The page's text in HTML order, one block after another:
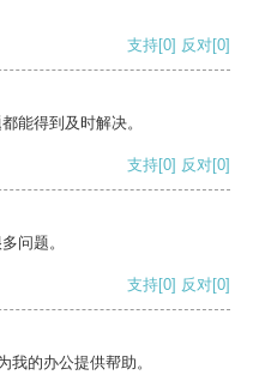
支持[0] 反对[0]
能得到及时解决。
支持[0] 反对[0]
问题。
支持[0] 反对[0]
我的办公提供帮助。